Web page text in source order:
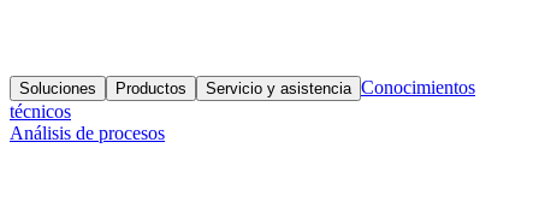
Soluciones Productos Servicio y asistencia Conocimientos
técnicos
Análisis de procesos